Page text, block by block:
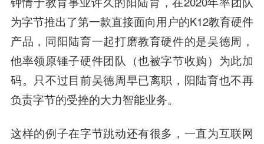
为字节推出了第一款直接面向用户的K12教育硬件
产品，同阳陆育一起打磨教育硬件的是吴德周，
他率领原锤子硬件团队（也被字节收购）为此加
码。只不过目前吴德周早已离职，阳陆育也不再
负责字节的受挫的大力智能业务。
这样的例子在字节跳动还有很多，一直为互联网